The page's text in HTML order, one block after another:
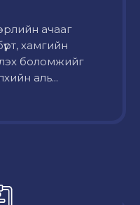
ачааг
хамгийн
боломжийг
аль...